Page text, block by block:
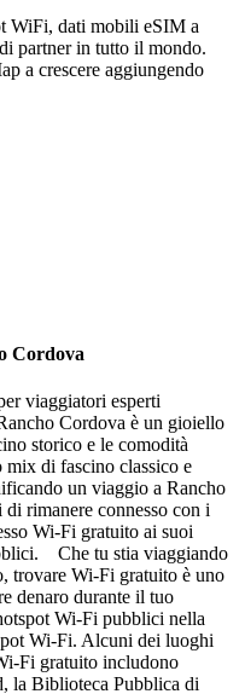
WiFi, dati mobili eSIM a
partner in tutto il mondo.
a crescere aggiungendo
Cordova
viaggiatori esperti
Cordova è un gioiello
storico e le comodità
mix di fascino classico e
un viaggio a Rancho
rimanere connesso con i
Wi-Fi gratuito ai suoi
Che tu stia viaggiando
trovare Wi-Fi gratuito è uno
denaro durante il tuo
Wi-Fi pubblici nella
Wi-Fi. Alcuni dei luoghi
Fi gratuito includono
la Biblioteca Pubblica di